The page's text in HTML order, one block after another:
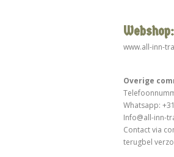
Webshop:
www.all-inn-
Overige
Whatsapp:
Info@all-inn-
Contact via
terugbel